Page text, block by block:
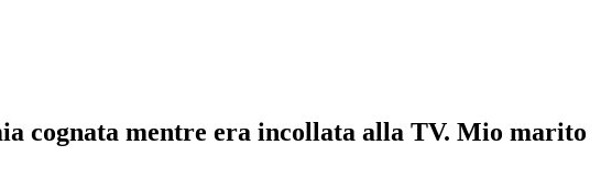
cognata mentre era incollata alla TV. Mio marito